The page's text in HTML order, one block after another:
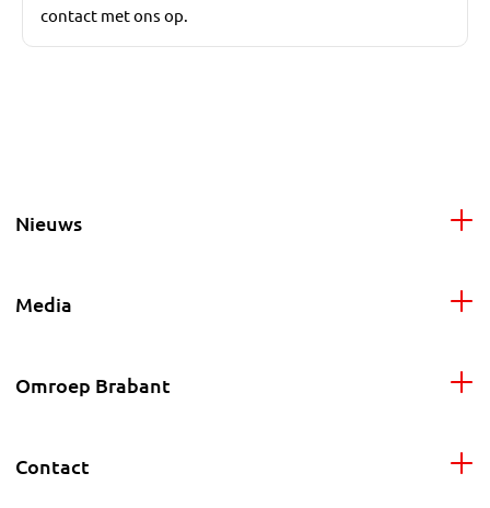
contact met ons op.
Nieuws
Media
Omroep Brabant
Contact